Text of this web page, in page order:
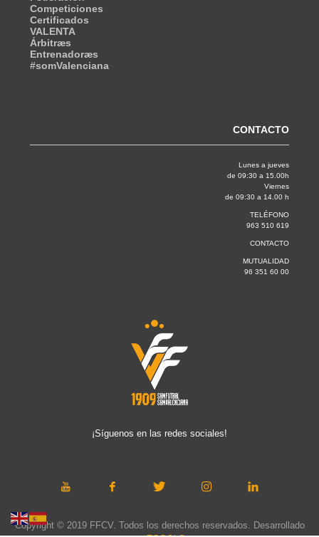
Competiciones
Certificados
VALENTA
Árbitræs
Entrenadoræs
#somValenciana
CONTACTO
Lunes a jueves
de 09:30 a 15.00h
Viernes
de 09:30 a 14.00 h
TELÉFONO
963 510 619
CONTACTO
MUTUALIDAD
96 351 60 00
¡Síguenos en las redes sociales!
Copyright © 2019 FFCV. Todos los derechos reservados. Desarrollado